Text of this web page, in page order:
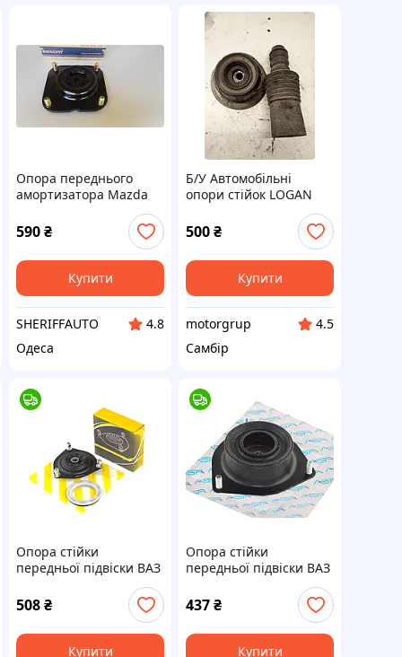
Опора переднього
амортизатора Mazda
2001 2002 2004 опори
стійок мазда премаси
Tenacity
590₴
Купити
SHERIFFAUTO
4.8
Одеса
Б/У Автомобільні
опори стійок LOGAN
8200275528
500₴
Купити
motorgrup
4.5
Самбір
Опора стійки
передньої підвіски ВАЗ
підшипником)
"люстра"
508₴
Купити
Опора стійки
передньої підвіски ВАЗ
2108-099, 2115 верхня
(з підшипником)
437₴
Купити